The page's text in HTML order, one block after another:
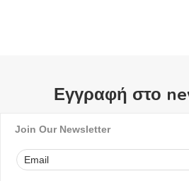
Εγγραφή στο
Join Our Newsletter